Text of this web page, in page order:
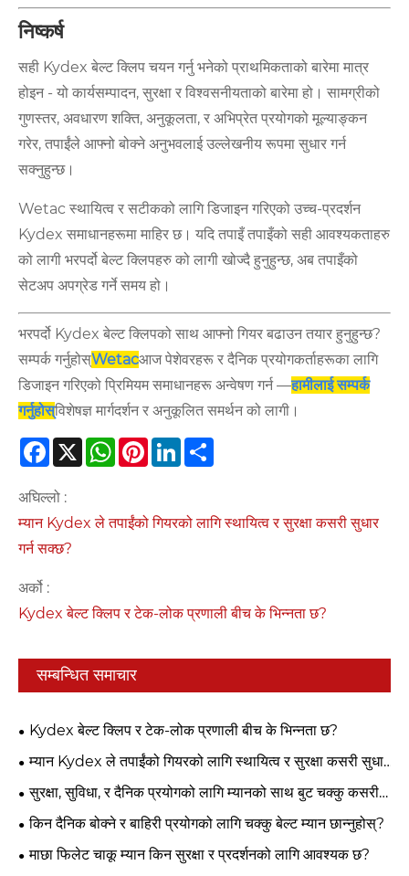
निष्कर्ष
सही Kydex बेल्ट क्लिप चयन गर्नु भनेको प्राथमिकताको बारेमा मात्र
होइन - यो कार्यसम्पादन, सुरक्षा र विश्वसनीयताको बारेमा हो। सामग्रीको
गुणस्तर, अवधारण शक्ति, अनुकूलता, र अभिप्रेत प्रयोगको मूल्याङ्कन
गरेर, तपाईंले आफ्नो बोक्ने अनुभवलाई उल्लेखनीय रूपमा सुधार गर्न
सक्नुहुन्छ।
Wetac स्थायित्व र सटीकको लागि डिजाइन गरिएको उच्च-प्रदर्शन
Kydex समाधानहरूमा माहिर छ। यदि तपाइँ तपाइँको सही आवश्यकताहरु
को लागी भरपर्दो बेल्ट क्लिपहरु को लागी खोज्दै हुनुहुन्छ, अब तपाइँको
सेटअप अपग्रेड गर्ने समय हो।
भरपर्दो Kydex बेल्ट क्लिपको साथ आफ्नो गियर बढाउन तयार हुनुहुन्छ?
सम्पर्क गर्नुहोस्Wetacआज पेशेवरहरू र दैनिक प्रयोगकर्ताहरूका लागि
डिजाइन गरिएको प्रिमियम समाधानहरू अन्वेषण गर्न —हामीलाई सम्पर्क
गर्नुहोस्विशेषज्ञ मार्गदर्शन र अनुकूलित समर्थन को लागी।
Facebook
X WhatsApp
PinterestLinkedIn
अघिल्लो :
म्यान Kydex ले तपाईंको गियरको लागि स्थायित्व र सुरक्षा कसरी सुधार
गर्न सक्छ?
अर्को :
Kydex बेल्ट क्लिप र टेक-लोक प्रणाली बीच के भिन्नता छ?
सम्बन्धित समाचार
Kydex बेल्ट क्लिप र टेक-लोक प्रणाली बीच के भिन्नता छ?
म्यान Kydex ले तपाईंको गियरको लागि स्थायित्व र सुरक्षा कसरी सुधार
सुरक्षा, सुविधा, र दैनिक प्रयोगको लागि म्यानको साथ बुट चक्कु कसरी
छनौट गर्ने?
किन दैनिक बोक्ने र बाहिरी प्रयोगको लागि चक्कु बेल्ट म्यान छान्नुहोस्?
माछा फिलेट चाकू म्यान किन सुरक्षा र प्रदर्शनको लागि आवश्यक छ?